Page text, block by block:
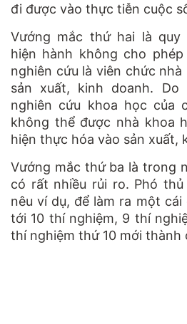
đi được vào thực tiễn cuộc
Vướng mắc thứ hai là quy
hiện hành không cho
nghiên cứu là viên chức
sản xuất, kinh doanh. Do
nghiên cứu khoa học của
không thể được nhà khoa
hiện thực hóa vào sản xuất,
Vướng mắc thứ ba là trong
có rất nhiều rủi ro. Phó
nêu ví dụ, để làm ra một
tới 10 thí nghiệm, 9 thí
thí nghiệm thứ 10 mới thành